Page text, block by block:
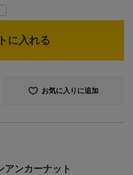
に入れる
お気に入りに追加
ンカーナット